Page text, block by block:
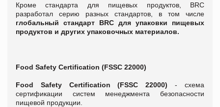
Кроме стандарта для пищевых продуктов, BRC
разработал серию разных стандартов, в том числе
глобальный стандарт BRC для упаковки пищевых
продуктов и других упаковочных материалов.
Food Safety Certification (FSSC 22000)
Food Safety Certification (FSSC 22000)- схема
сертификации систем менеджмента безопасности
пищевой продукции.